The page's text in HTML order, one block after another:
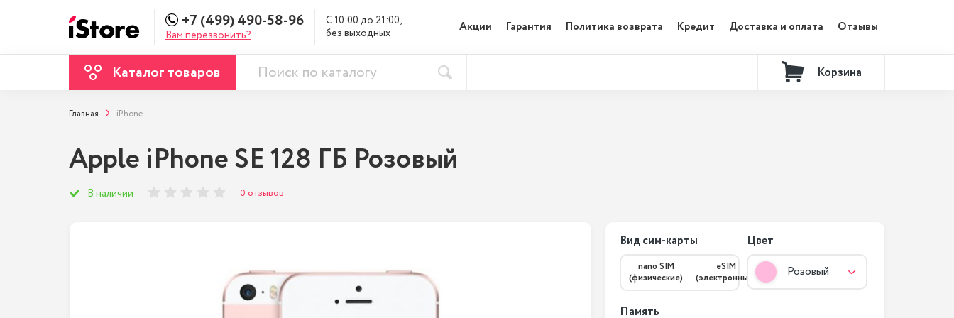
+7 (499) 490-58-96
Вам перезвонить?
С 10:00 до 21:00,
без выходных
Акции Гарантия Политика возврата Кредит Доставка и оплата Отзывы
Контакты
Каталог товаров Корзина
Главная iPhone
Apple iPhone SE 128 ГБ Розовый
В наличии 0 отзывов
Вид сим-карты
nano SIM
(физические)
eSIM
(электронные)
Цвет
Розовый
Память